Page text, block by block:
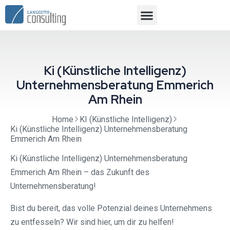
Ki (Künstliche Intelligenz)
Unternehmensberatung Emmerich
Am Rhein
Home
KI (Künstliche Intelligenz)
Ki (Künstliche Intelligenz) Unternehmensberatung
Emmerich Am Rhein
Ki (Künstliche Intelligenz) Unternehmensberatung
Emmerich Am Rhein – das Zukunft des
Unternehmensberatung!
Bist du bereit, das volle Potenzial deines Unternehmens
zu entfesseln? Wir sind hier, um dir zu helfen!